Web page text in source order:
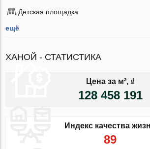
Детская площадка
ещё
ХАНОЙ - СТАТИСТИКА
Цена за м², ₫
128 458 191
Индекс качества
89